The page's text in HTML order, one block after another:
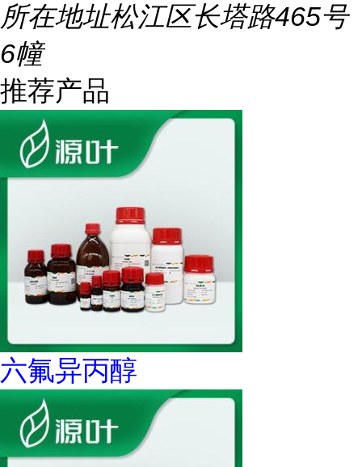
所在地址松江区长塔路465号
6幢
推荐产品
六氟异丙醇